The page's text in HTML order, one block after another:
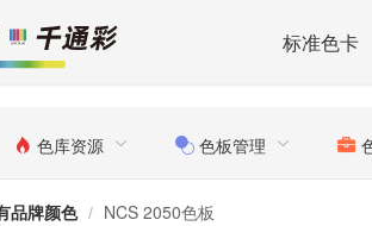
标准色卡
色库资源 色板管理
品牌颜色 / NCS 2050色板